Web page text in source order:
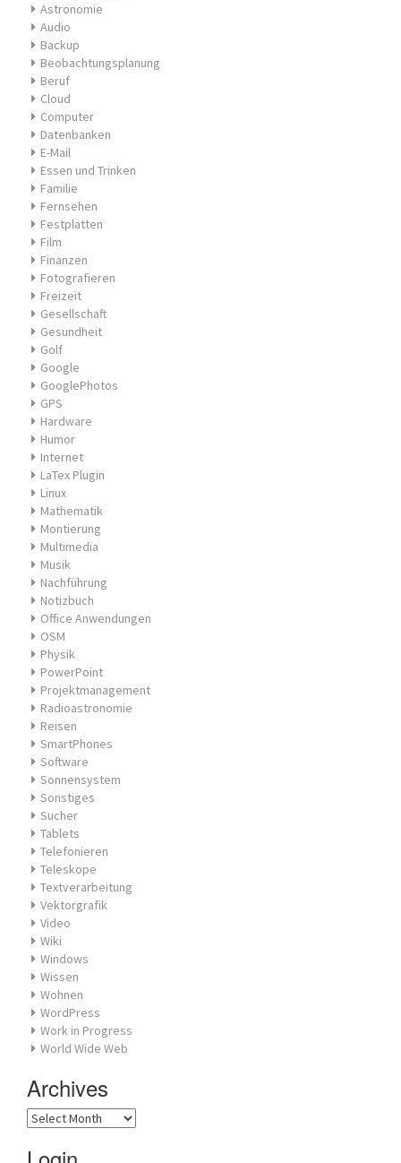
Astronomie
Audio
Backup
Beobachtungsplanung
Beruf
Cloud
Computer
Datenbanken
E-Mail
Essen und Trinken
Familie
Fernsehen
Festplatten
Film
Finanzen
Fotografieren
Freizeit
Gesellschaft
Gesundheit
Golf
Google
GooglePhotos
GPS
Hardware
Humor
Internet
LaTex Plugin
Linux
Mathematik
Montierung
Multimedia
Musik
Nachführung
Notizbuch
Office Anwendungen
OSM
Physik
PowerPoint
Projektmanagement
Radioastronomie
Reisen
SmartPhones
Software
Sonnensystem
Sonstiges
Sucher
Tablets
Telefonieren
Teleskope
Textverarbeitung
Vektorgrafik
Video
Wiki
Windows
Wissen
Wohnen
WordPress
Work in Progress
World Wide Web
Archives
Archives